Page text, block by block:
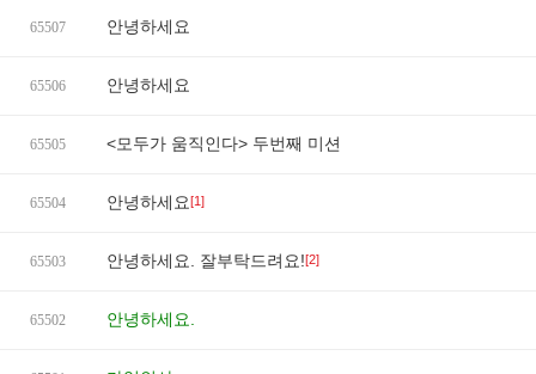
65507 안녕하세요
65506 안녕하세요
65505 <모두가 움직인다> 두번째 미션
65504 안녕하세요[1]
65503 안녕하세요. 잘부탁드려요![2]
65502 안녕하세요.